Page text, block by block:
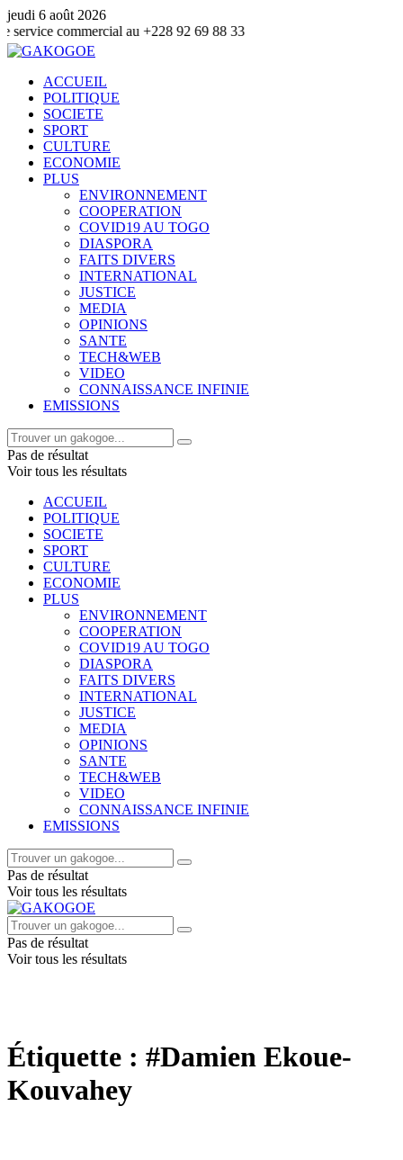
jeudi 6 août 2026
au +228 92 69 88 33
ACCUEIL
POLITIQUE
SOCIETE
SPORT
CULTURE
ECONOMIE
PLUS
ENVIRONNEMENT
COOPERATION
COVID19 AU TOGO
DIASPORA
FAITS DIVERS
INTERNATIONAL
JUSTICE
MEDIA
OPINIONS
SANTE
TECH&WEB
VIDEO
CONNAISSANCE INFINIE
EMISSIONS
Pas de résultat
Voir tous les résultats
ACCUEIL
POLITIQUE
SOCIETE
SPORT
CULTURE
ECONOMIE
PLUS
ENVIRONNEMENT
COOPERATION
COVID19 AU TOGO
DIASPORA
FAITS DIVERS
INTERNATIONAL
JUSTICE
MEDIA
OPINIONS
SANTE
TECH&WEB
VIDEO
CONNAISSANCE INFINIE
EMISSIONS
Pas de résultat
Voir tous les résultats
Pas de résultat
Voir tous les résultats
Étiquette : #Damien Ekoue-
Kouvahey